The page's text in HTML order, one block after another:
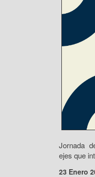
Jornada
ejes que
23 Enero